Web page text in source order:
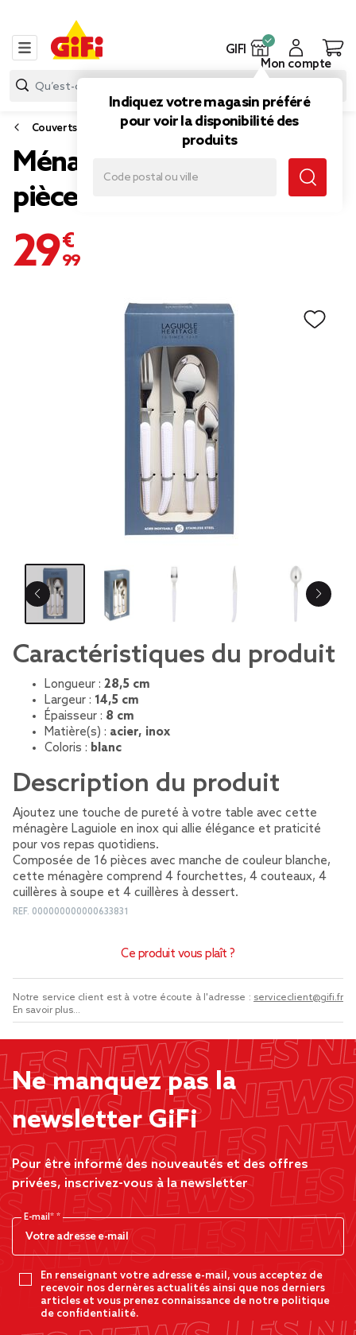
GIFI
Indiquez votre magasin préféré
pour voir la disponibilité des
produits
Mon compte
Couverts
Ménagère Laguiole 16
pièces inox blanc
29,99 €
Caractéristiques du produit
Longueur : 28,5 cm
Largeur : 14,5 cm
Épaisseur : 8 cm
Matière(s) : acier, inox
Coloris : blanc
Description du produit
Ajoutez une touche de pureté à votre table avec cette
ménagère Laguiole en inox qui allie élégance et praticité
pour vos repas quotidiens.
Composée de 16 pièces avec manche de couleur blanche,
cette ménagère comprend 4 fourchettes, 4 couteaux, 4
cuillères à soupe et 4 cuillères à dessert.
REF. 000000000000633831
Ce produit vous plaît ?
Notre service client est à votre écoute à l'adresse : serviceclient@gifi.fr
En savoir plus...
Ne manquez pas la
newsletter GiFi
Pour être informé des nouveautés et des offres
privées, inscrivez-vous à la newsletter
E-mail*
En renseignant votre adresse e-mail, vous acceptez de
recevoir nos dernères actualités ainsi que nos derniers
articles et vous prenez connaissance de notre politique
de confidentialité.